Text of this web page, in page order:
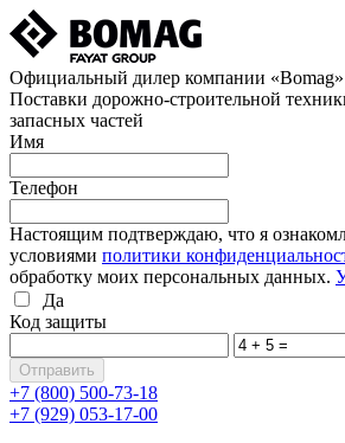
Официальный дилер компании «Bomag»
Поставки дорожно-строительной
запасных частей
Имя
Телефон
Настоящим подтверждаю, что я
условиями политики
обработку моих персональных данных.
Да
Код защиты
+7 (800) 500-73-18
+7 (929) 053-17-00